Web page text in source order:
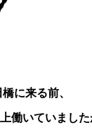
に来る前、
働いていました